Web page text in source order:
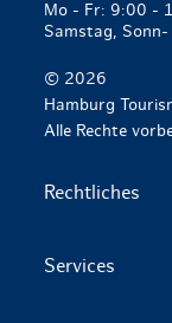
Mo - Fr: 9:00 -
Samstag, Sonn-
© 2026
Hamburg
Alle Rechte
Rechtliches
Services